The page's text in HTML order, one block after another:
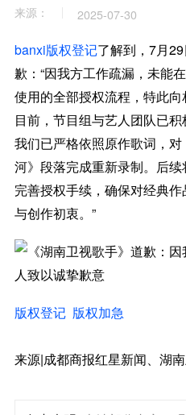
来源： 2025-07-30
banxi版权登记了解到，7月
歉：“因我方工作疏漏，未能
使用的全部授权流程，特此向
目前，节目组与艺人团队已积
我们已严格依照原作歌词，
河》段落完成重新录制。后
完善授权手续，确保对经典
与创作初衷。”
版权登记 版权加急
来源|成都商报红星新闻、湖